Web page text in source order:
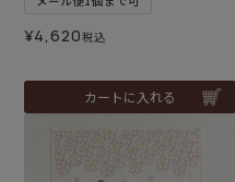
¥4,620税込
カートに入れる